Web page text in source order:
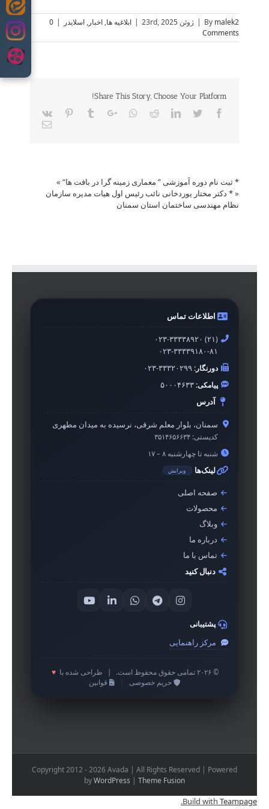
to
By malek2
| ژوئن 23rd, 2025 | ابلاغیه ها, اخبار, اسلایدر |
0
Comments
Share This Story, Choose Your Platform!
Facebook
Twitter
LinkedIn
Reddit
Whatsapp
Google+
Tumblr
Pinterest
Vk
Email
* ثبت نام دوره آموزشی ” معماری زمینه گرا در بافت ها” »
«* دکتر مختار یوردخانی نائب رئیس اول هیات مدیره سازمان
نظام مهندسی ساختمان استان سمنان
اطلاعات تماس
۰۲۳-۳۳۳۳۸۹۲۰ (۲۱)
۰۲۳-۳۳۳۳۹۱۸۰-۸۱
دورنگار:۰۲۳-۳۳۳۲۰۲۹۹
پیامکی:۵۰۰۰۴۶۳۳
آدرس
سمنان، بلوار معلم شرقی، نرسیده به میدان مطهری
کدپستی: ۳۵۱۴۶۵۶۶۳۴
شنبه تا چهارشنبه ۸ – ۱۷
لینک‌ها ویرایش
صفحه اصلی
محصولات
وبلاگ
درباره ما
تماس با ما
دنبال کنید
پشتیبانی
مرکز راهنمایی
© ۲۰۲۶ تمامی حقوق محفوظ است. طراحی شده با ♥
حریم خصوصی
قوانین
Copyright 2012 - 2026 Avada | All Rights Reserved | Powered
byWordPress | Theme Fusion
Build with Teampage
.